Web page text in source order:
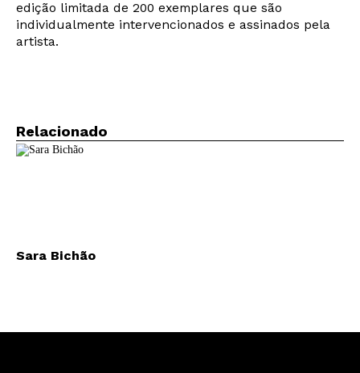
edição limitada de 200 exemplares que são
individualmente intervencionados e assinados pela
artista.
Relacionado
Sara Bichão
Interesses